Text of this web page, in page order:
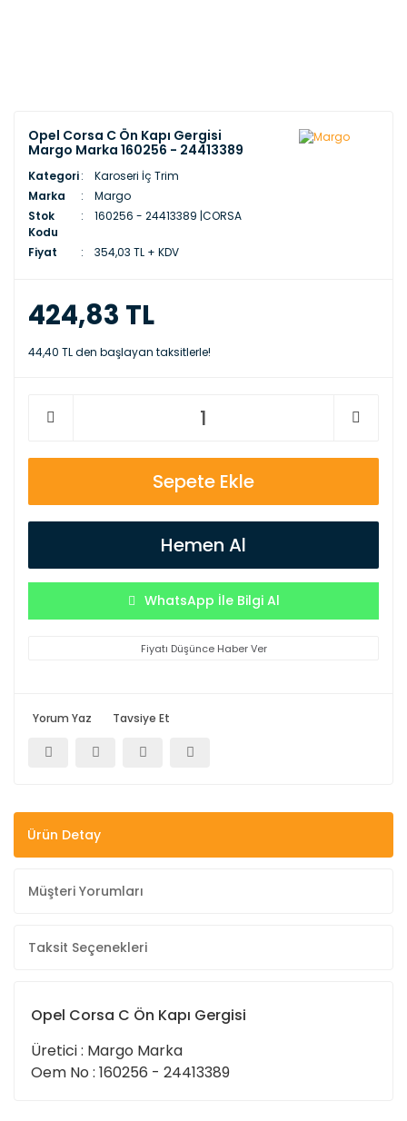
Opel Corsa C Ön Kapı Gergisi
Margo Marka 160256 - 24413389
Kategori
Karoseri İç Trim
Marka
Margo
Stok
Kodu
160256 - 24413389 |CORSA
Fiyat 354,03 TL + KDV
424,83 TL
44,40 TL den başlayan taksitlerle!
Sepete Ekle
Hemen Al
WhatsApp İle Bilgi Al
Fiyatı Düşünce Haber Ver
Yorum Yaz Tavsiye Et
Ürün Detay
Müşteri Yorumları
Taksit Seçenekleri
Opel Corsa C Ön Kapı Gergisi
Üretici : Margo Marka
Oem No : 160256 - 24413389